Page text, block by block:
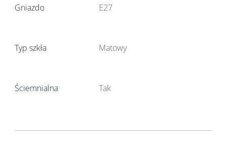
Gniazdo E27
Typ szkła Matowy
Ściemnialna Tak